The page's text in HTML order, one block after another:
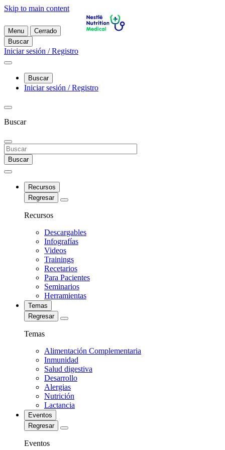
Skip to main content
Menu
Cerrado
Buscar
Iniciar sesión / Registro
Buscar
Iniciar sesión / Registro
Buscar
Buscar
Recursos
Regresar
Recursos
Descargables
Infografías
Videos
Trainings
Recetarios
Para Pacientes
Seminarios
Herramientas
Temas
Regresar
Temas
Alimentación Complementaria
Inmunidad
Salud digestiva
Desarrollo
Alergias
Nutrición
Lactancia
Eventos
Regresar
Eventos